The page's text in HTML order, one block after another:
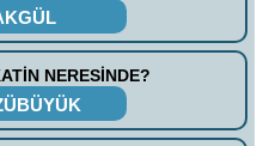
NERESİNDE?